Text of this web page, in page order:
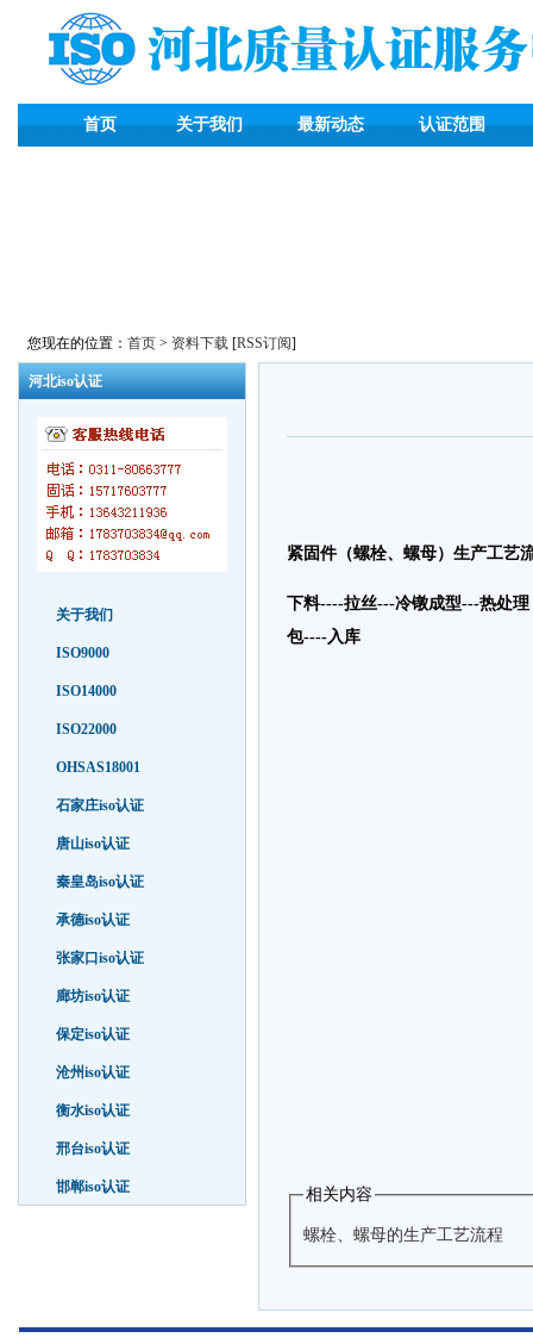
首页 关于我们 最新动态 认证范围
您现在的位置： 首页 > 资料下载 [RSS订阅]
河北iso认证
关于我们
ISO9000
ISO14000
ISO22000
OHSAS18001
石家庄iso认证
唐山iso认证
秦皇岛iso认证
承德iso认证
张家口iso认证
廊坊iso认证
保定iso认证
沧州iso认证
衡水iso认证
邢台iso认证
邯郸iso认证
紧固件（螺栓、螺母）生产工艺
下料----拉丝---冷镦成型---热处
包----入库
相关内容
螺栓、螺母的生产工艺流程